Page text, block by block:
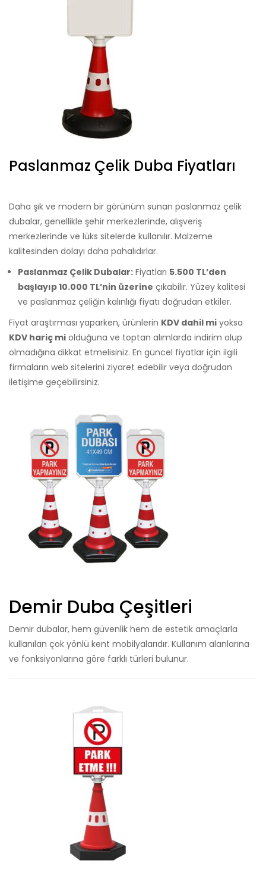
Paslanmaz Çelik Duba Fiyatları
Daha şık ve modern bir görünüm sunan paslanmaz çelik
dubalar, genellikle şehir merkezlerinde, alışveriş
merkezlerinde ve lüks sitelerde kullanılır. Malzeme
kalitesinden dolayı daha pahalıdırlar.
Paslanmaz Çelik Dubalar: Fiyatları 5.500 TL’den
başlayıp 10.000 TL’nin üzerine çıkabilir. Yüzey kalitesi
ve paslanmaz çeliğin kalınlığı fiyatı doğrudan etkiler.
Fiyat araştırması yaparken, ürünlerin KDV dahil mi yoksa
KDV hariç mi olduğuna ve toptan alımlarda indirim olup
olmadığına dikkat etmelisiniz. En güncel fiyatlar için ilgili
firmaların web sitelerini ziyaret edebilir veya doğrudan
iletişime geçebilirsiniz.
Demir Duba Çeşitleri
Demir dubalar, hem güvenlik hem de estetik amaçlarla
kullanılan çok yönlü kent mobilyalarıdır. Kullanım alanlarına
ve fonksiyonlarına göre farklı türleri bulunur.